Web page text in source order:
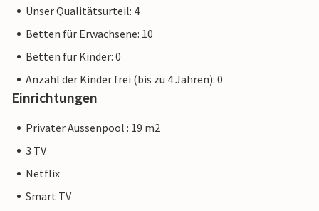
Unser Qualitätsurteil: 4
Betten für Erwachsene: 10
Betten für Kinder: 0
Anzahl der Kinder frei (bis zu 4 Jahren): 0
Einrichtungen
Privater Aussenpool : 19 m2
3 TV
Netflix
Smart TV